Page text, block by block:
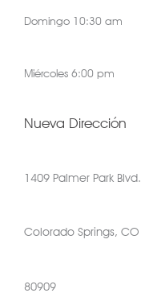
Domingo 10:30 am
Miércoles 6:00 pm
Nueva Dirección
1409 Palmer Park Blvd.
Colorado Springs, CO
80909